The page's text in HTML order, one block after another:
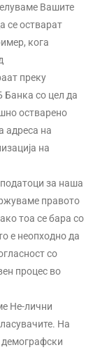
Вашите
се остварат
кога
преку
Банка со цел да
остварено
адреса на
на
за наша
правото
тоа се бара со
е неопходно да
со
процес во
Не-лични
На